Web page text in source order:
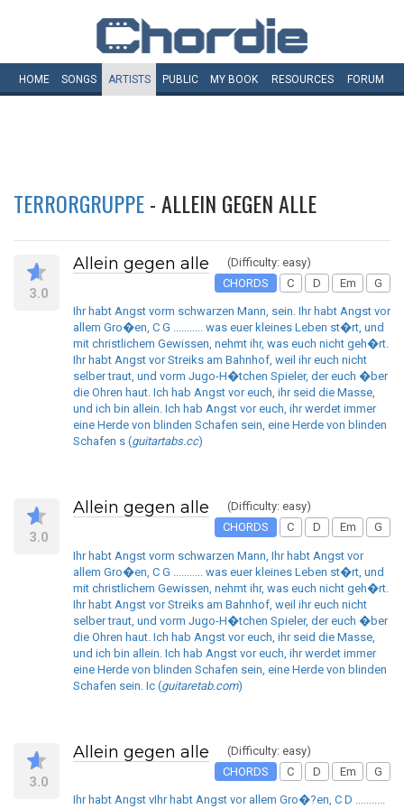
HOME SONGS ARTISTS PUBLIC MY BOOK RESOURCES FORUM
TERRORGRUPPE- ALLEIN GEGEN ALLE
3.0
Allein gegen alle
(Difficulty: easy)
CHORDS
C D Em G
Ihr habt Angst vorm schwarzen Mann, sein. Ihr habt Angst vor
allem Gro�en, C G ........... was euer kleines Leben st�rt, und
mit christlichem Gewissen, nehmt ihr, was euch nicht geh�rt.
Ihr habt Angst vor Streiks am Bahnhof, weil ihr euch nicht
selber traut, und vorm Jugo-H�tchen Spieler, der euch �ber
die Ohren haut. Ich hab Angst vor euch, ihr seid die Masse,
und ich bin allein. Ich hab Angst vor euch, ihr werdet immer
eine Herde von blinden Schafen sein, eine Herde von blinden
Schafen s (guitartabs.cc)
3.0
Allein gegen alle
(Difficulty: easy)
CHORDS
C D Em G
Ihr habt Angst vorm schwarzen Mann, Ihr habt Angst vor
allem Gro�en, C G ........... was euer kleines Leben st�rt, und
mit christlichem Gewissen, nehmt ihr, was euch nicht geh�rt.
Ihr habt Angst vor Streiks am Bahnhof, weil ihr euch nicht
selber traut, und vorm Jugo-H�tchen Spieler, der euch �ber
die Ohren haut. Ich hab Angst vor euch, ihr seid die Masse,
und ich bin allein. Ich hab Angst vor euch, ihr werdet immer
eine Herde von blinden Schafen sein, eine Herde von blinden
Schafen sein. Ic (guitaretab.com)
3.0
Allein gegen alle
(Difficulty: easy)
CHORDS
C D Em G
Ihr habt Angst vIhr habt Angst vor allem Gro�?en, C D ...........